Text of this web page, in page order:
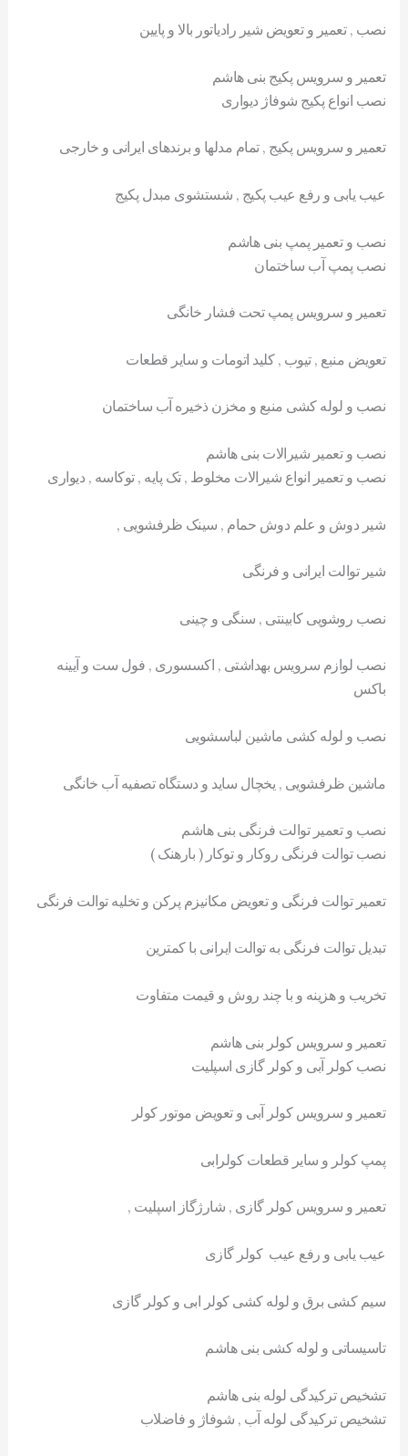
نصب , تعمیر و تعویض شیر رادیاتور بالا و پایین
تعمیر و سرویس پکیج بنی هاشم
نصب انواع پکیج شوفاژ دیواری
تعمیر و سرویس پکیج , تمام مدلها و برندهای ایرانی و خارجی
عیب یابی و رفع عیب پکیج , شستشوی مبدل پکیج
نصب و تعمیر پمپ بنی هاشم
نصب پمپ آب ساختمان
تعمیر و سرویس پمپ تحت فشار خانگی
تعویض منبع , تیوب , کلید اتومات و سایر قطعات
نصب و لوله کشی منبع و مخزن ذخیره آب ساختمان
نصب و تعمیر شیرالات بنی هاشم
نصب و تعمیر انواع شیرالات مخلوط , تک پایه , توکاسه , دیواری
شیر دوش و علم دوش حمام , سینک ظرفشویی ,
شیر توالت ایرانی و فرنگی
نصب روشویی کابینتی , سنگی و چینی
نصب لوازم سرویس بهداشتی , اکسسوری , فول ست و آیینه
باکس
نصب و لوله کشی ماشین لباسشویی
ماشین ظرفشویی , یخچال ساید و دستگاه تصفیه آب خانگی
نصب و تعمیر توالت فرنگی بنی هاشم
نصب توالت فرنگی روکار و توکار ( بارهنک )
تعمیر توالت فرنگی و تعویض مکانیزم پرکن و تخلیه توالت فرنگی
تبدیل توالت فرنگی به توالت ایرانی با کمترین
تخریب و هزینه و با چند روش و قیمت متفاوت
تعمیر و سرویس کولر بنی هاشم
نصب کولر آبی و کولر گازی اسپلیت
تعمیر و سرویس کولر آبی و تعویض موتور کولر
پمپ کولر و سایر قطعات کولرابی
تعمیر و سرویس کولر گازی , شارژگاز اسپلیت ,
عیب یابی و رفع عیب کولر گازی
سیم کشی برق و لوله کشی کولر ابی و کولر گازی
تاسیساتی و لوله کشی بنی هاشم
تشخیص ترکیدگی لوله بنی هاشم
تشخیص ترکیدگی لوله آب , شوفاژ و فاضلاب